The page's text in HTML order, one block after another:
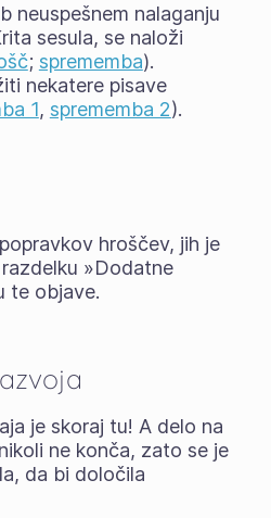
neuspešnem nalaganju
sesula, se naloži
; sprememba).
nekatere pisave
1, sprememba 2).
hroščev, jih je
»Dodatne
te objave.
je skoraj tu! A delo na
ne konča, zato se je
da bi določila